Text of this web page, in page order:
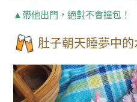
▲帶他出門，絕對不會撞包！
肚子朝天睡夢中